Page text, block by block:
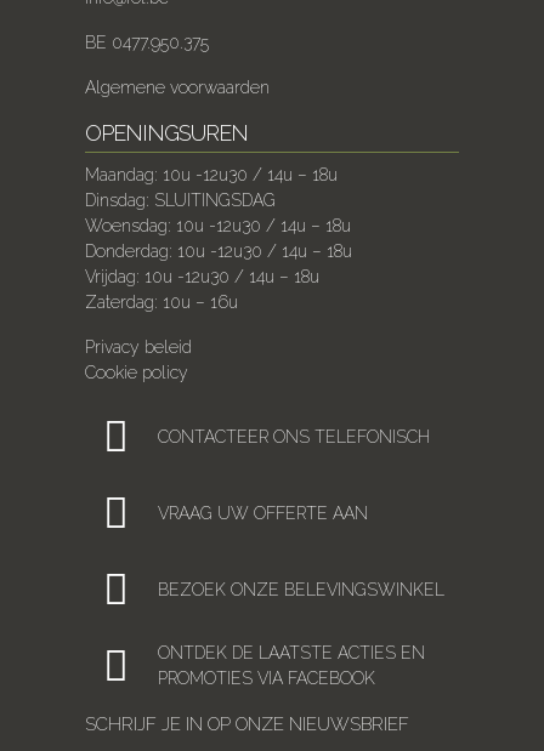
BE 0477.950.375
Algemene voorwaarden
OPENINGSUREN
Maandag: 10u -12u30 / 14u – 18u
Dinsdag: SLUITINGSDAG
Woensdag: 10u -12u30 / 14u – 18u
Donderdag: 10u -12u30 / 14u – 18u
Vrijdag: 10u -12u30 / 14u – 18u
Zaterdag: 10u – 16u
Privacy beleid
Cookie policy
CONTACTEER ONS TELEFONISCH
VRAAG UW OFFERTE AAN
BEZOEK ONZE BELEVINGSWINKEL
ONTDEK DE LAATSTE ACTIES EN
PROMOTIES VIA FACEBOOK
SCHRIJF JE IN OP ONZE NIEUWSBRIEF